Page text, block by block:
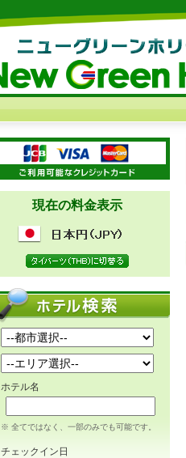
現在の料金表示
ホテル名
※ 全てではなく、一部のみでも可能です。
チェックイン日